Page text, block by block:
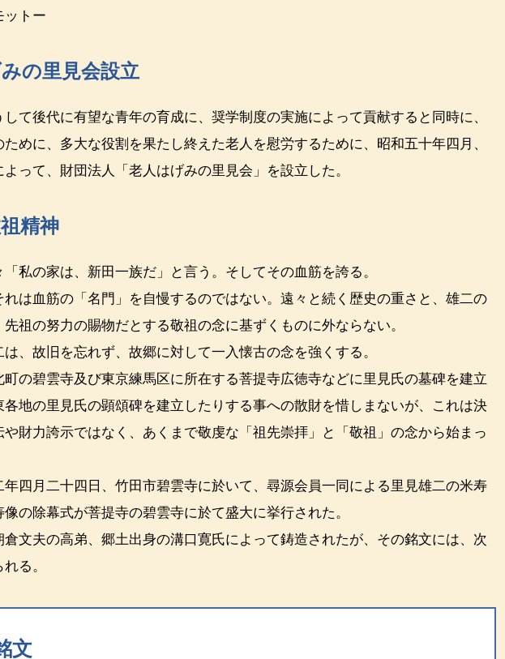
ットー
の里見会設立
て後代に有望な青年の育成に、奨学制度の実施によって貢献すると同時に、
めに、多大な役割を果たし終えた老人を慰労するために、昭和五十年四月、
よって、財団法人「老人はげみの里見会」を設立した。
精神
私の家は、新田一族だ」と言う。そしてその血筋を誇る。
は血筋の「名門」を自慢するのではない。遠々と続く歴史の重さと、雄二の
祖の努力の賜物だとする敬祖の念に基ずくものに外ならない。
、故旧を忘れず、故郷に対して一入懐古の念を強くする。
の碧雲寺及び東京練馬区に所在する菩提寺広徳寺などに里見氏の墓碑を建立
各地の里見氏の顕頌碑を建立したりする事への散財を惜しまないが、これは決
や財力誇示ではなく、あくまで敬虔な「祖先崇拝」と「敬祖」の念から始まっ
四月二十四日、竹田市碧雲寺に於いて、尋源会員一同による里見雄二の米寿
像の除幕式が菩提寺の碧雲寺に於て盛大に挙行された。
文夫の高弟、郷土出身の溝口寛氏によって鋳造されたが、その銘文には、次
る。
文